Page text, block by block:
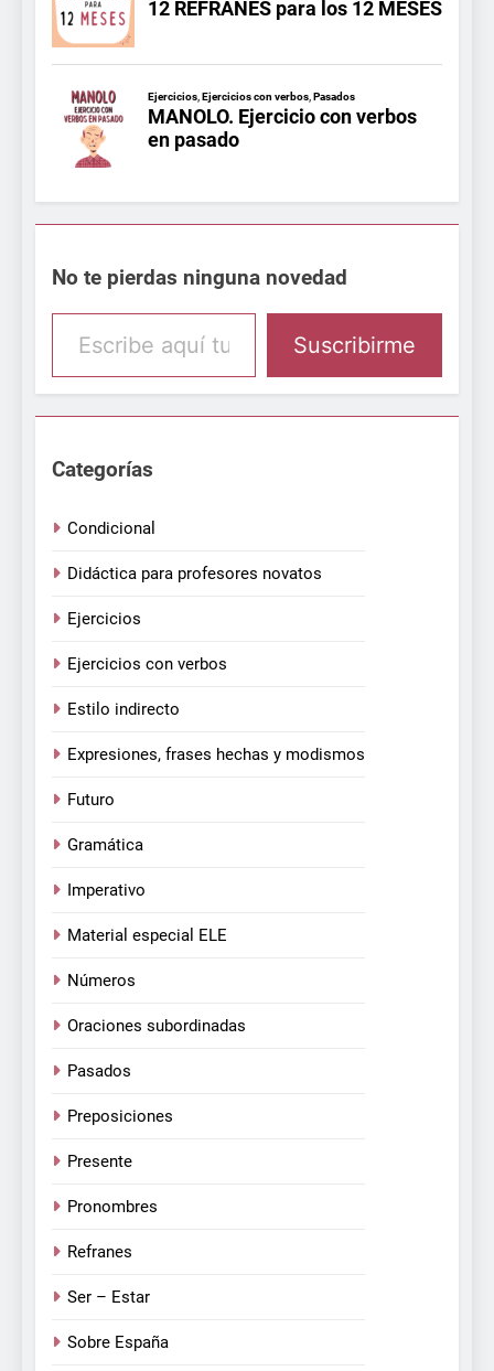
No te pierdas ninguna novedad
Escribe aquí tu email
Suscribirme
Categorías
Condicional
Didáctica para profesores novatos
Ejercicios
Ejercicios con verbos
Estilo indirecto
Expresiones, frases hechas y modismos
Futuro
Gramática
Imperativo
Material especial ELE
Números
Oraciones subordinadas
Pasados
Preposiciones
Presente
Pronombres
Refranes
Ser – Estar
Sobre España